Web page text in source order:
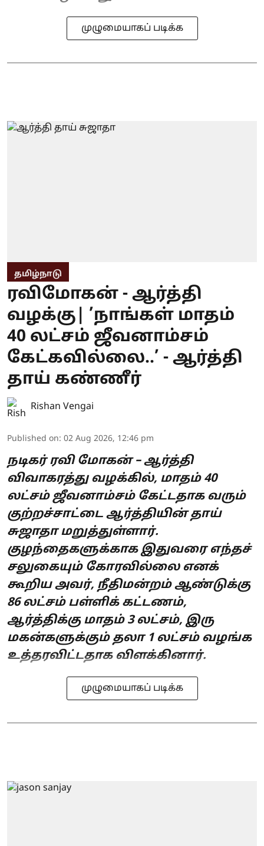
முழுமையாகப் படிக்க
தமிழ்நாடு
ரவிமோகன் - ஆர்த்தி
வழக்கு| ’நாங்கள் மாதம்
40 லட்சம் ஜீவனாம்சம்
கேட்கவில்லை..’ - ஆர்த்தி
தாய் கண்ணீர்
Rishan Vengai
Published on: 02 Aug 2026, 12:46 pm
நடிகர் ரவி மோகன் – ஆர்த்தி
விவாகரத்து வழக்கில், மாதம் 40
லட்சம் ஜீவனாம்சம் கேட்டதாக வரும்
குற்றச்சாட்டை ஆர்த்தியின் தாய்
சுஜாதா மறுத்துள்ளார்.
குழந்தைகளுக்காக இதுவரை எந்தச்
சலுகையும் கோரவில்லை எனக்
கூறிய அவர், நீதிமன்றம் ஆண்டுக்கு
86 லட்சம் பள்ளிக் கட்டணம்,
ஆர்த்திக்கு மாதம் 3 லட்சம், இரு
மகன்களுக்கும் தலா 1 லட்சம் வழங்க
உத்தரவிட்டதாக விளக்கினார்.
முழுமையாகப் படிக்க